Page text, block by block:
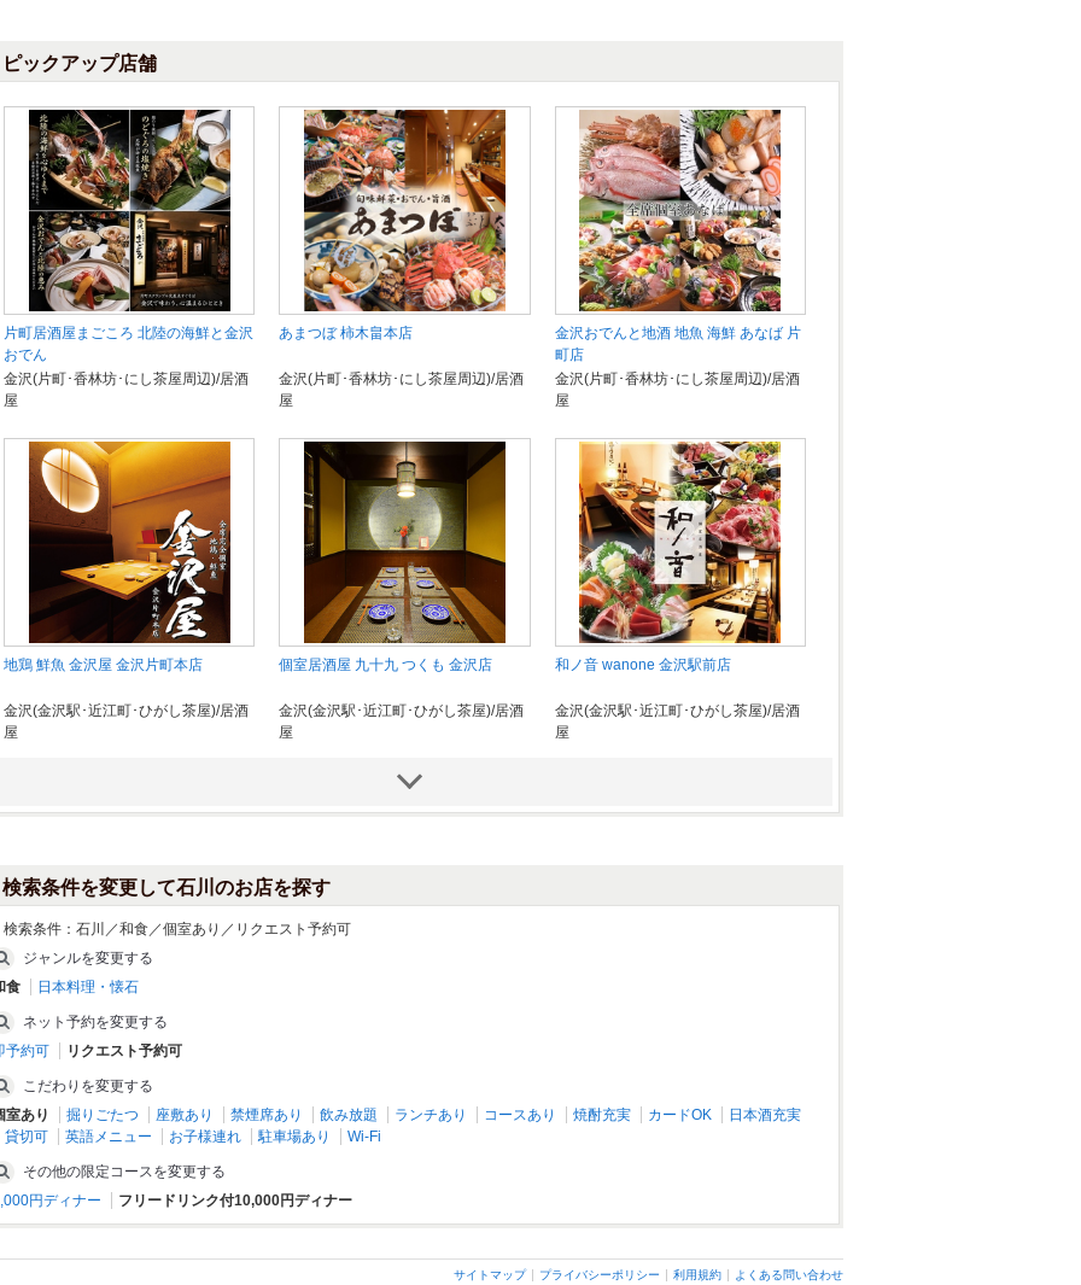
ピックアップ店舗
片町居酒屋まごころ 北陸の海鮮と金沢
おでん
金沢(片町･香林坊･にし茶屋周辺)/居酒
屋
あまつぼ 柿木畠本店
金沢(片町･香林坊･にし茶屋周辺)/居酒
屋
金沢おでんと地酒 地魚 海鮮 あなば 片
町店
金沢(片町･香林坊･にし茶屋周辺)/居酒
屋
地鶏 鮮魚 金沢屋 金沢片町本店
金沢(金沢駅･近江町･ひがし茶屋)/居酒
屋
個室居酒屋 九十九 つくも 金沢店
金沢(金沢駅･近江町･ひがし茶屋)/居酒
屋
和ノ音 wanone 金沢駅前店
金沢(金沢駅･近江町･ひがし茶屋)/居酒
屋
四季彩 SHIKISAI 金沢駅前店
金沢(金沢駅･近江町･ひがし茶屋)/居酒
検索条件を変更して石川のお店を探す
検索条件： 石川／和食／個室あり／リクエスト予約可
ジャンルを変更する
食
日本料理・懐石
ネット予約を変更する
予約可
リクエスト予約可
こだわりを変更する
室あり
掘りごたつ 座敷あり 禁煙席あり 飲み放題 ランチあり コースあり 焼酎充実 カードOK
日本酒充実
貸切可
英語メニュー お子様連れ 駐車場あり Wi-Fi
その他の限定コースを変更する
円ディナー
フリードリンク付10,000円ディナー
サイトマップ プライバシーポリシー 利用規約 よくある問い合わせ